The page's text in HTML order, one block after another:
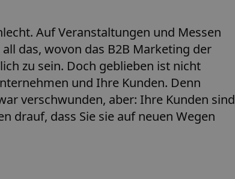
Auf Veranstaltungen und Messen
das, wovon das B2B Marketing der
zu sein. Doch geblieben ist nicht
und Ihre Kunden. Denn
verschwunden, aber: Ihre Kunden sind
drauf, dass Sie sie auf neuen Wegen